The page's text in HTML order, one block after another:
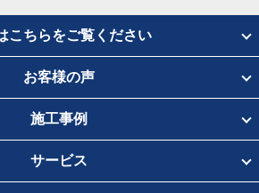
こちらをご覧ください
お客様の声
施工事例
サービス